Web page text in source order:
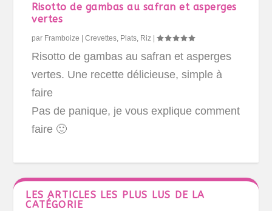
Risotto de gambas au safran et asperges
vertes
par Framboize |Crevettes Plats Riz |
Risotto de gambas au safran et asperges
vertes. Une recette délicieuse, simple à
faire
Pas de panique, je vous explique comment
faire 🙂
LES ARTICLES LES PLUS LUS DE LA
CATÉGORIE